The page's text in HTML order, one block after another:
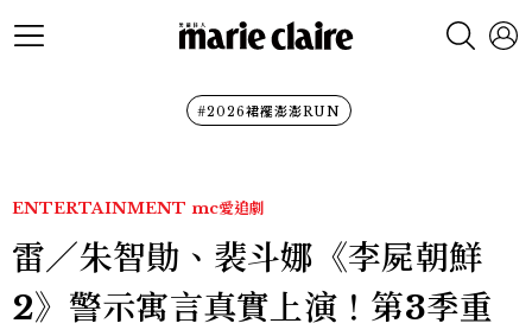
#2026裙襬澎澎RUN
ENTERTAINMENT mc愛追劇
雷／朱智勛、裴斗娜《李屍朝鮮
2》警示寓言真實上演！第3季重